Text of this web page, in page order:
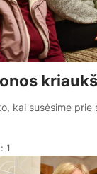
kai susėsime prie
1